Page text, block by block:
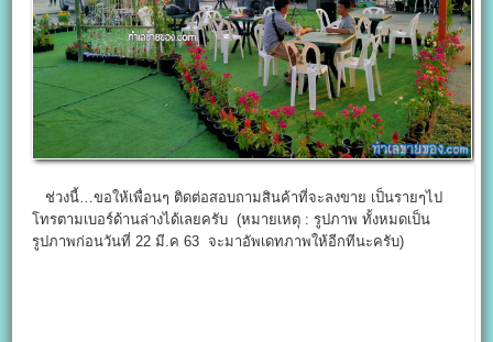
ช่วงนี้…ขอให้เพื่อนๆ ติดต่อสอบถามสินค้าที่จะลงขาย เป็นรายๆไป
โทรตามเบอร์ด้านล่างได้เลยครับ (หมายเหตุ : รูปภาพ ทั้งหมดเป็น
รูปภาพก่อนวันที่ 22 มี.ค 63 จะมาอัพเดทภาพให้อีกทีนะครับ)